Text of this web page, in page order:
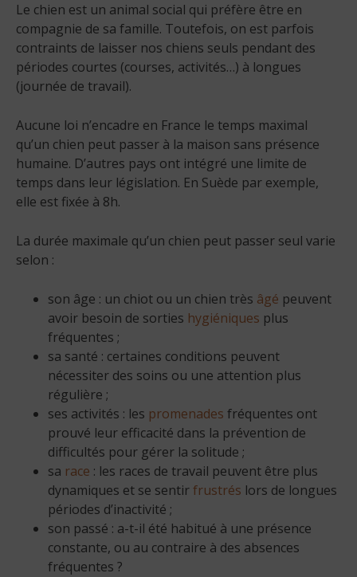
Le chien est un animal social qui préfère être en
compagnie de sa famille. Toutefois, on est parfois
contraints de laisser nos chiens seuls pendant des
périodes courtes (courses, activités…) à longues
(journée de travail).
Aucune loi n’encadre en France le temps maximal
qu’un chien peut passer à la maison sans présence
humaine. D’autres pays ont intégré une limite de
temps dans leur législation. En Suède par exemple,
elle est fixée à 8h.
La durée maximale qu’un chien peut passer seul varie
selon :
son âge : un chiot ou un chien très âgé peuvent
avoir besoin de sorties hygiéniques plus
fréquentes ;
sa santé : certaines conditions peuvent
nécessiter des soins ou une attention plus
régulière ;
ses activités : les promenades fréquentes ont
prouvé leur efficacité dans la prévention de
difficultés pour gérer la solitude ;
sa race : les races de travail peuvent être plus
dynamiques et se sentirfrustrés lors de longues
périodes d’inactivité ;
son passé : a-t-il été habitué à une présence
constante, ou au contraire à des absences
fréquentes ?